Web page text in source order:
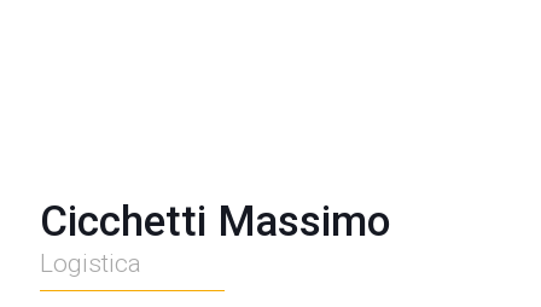
Cicchetti Massimo
Logistica